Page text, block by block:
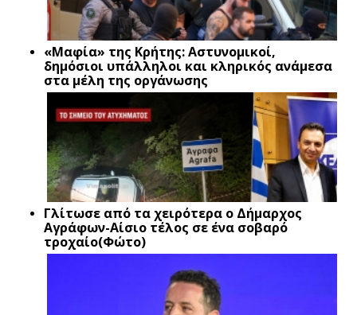
«Μαφία» της Κρήτης: Αστυνομικοί,
δημόσιοι υπάλληλοι και κληρικός ανάμεσα
στα μέλη της οργάνωσης
Γλίτωσε από τα χειρότερα ο Δήμαρχος
Αγράφων-Αίσιο τέλος σε ένα σοβαρό
τροχαίο(Φώτο)